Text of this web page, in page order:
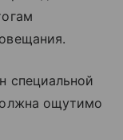
специальной
ощутимо